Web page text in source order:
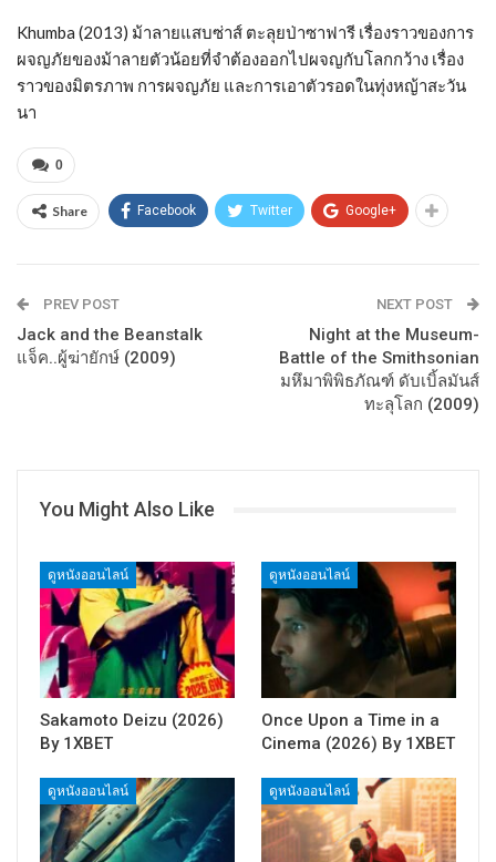
Khumba (2013) ม้าลายแสบซ่าส์ ตะลุยป่าซาฟารี เรื่องราวของการ
ผจญภัยของม้าลายตัวน้อยที่จำต้องออกไปผจญกับโลกกว้าง เรื่อง
ราวของมิตรภาพ การผจญภัย และการเอาตัวรอดในทุ่งหญ้าสะวัน
นา
0
Share Facebook Twitter Google+
PREV POST
Jack and the Beanstalk
แจ็ค..ผู้ฆ่ายักษ์ (2009)
NEXT POST
Night at the Museum-
Battle of the Smithsonian
มหึมาพิพิธภัณฑ์ ดับเบิ้ลมันส์
ทะลุโลก (2009)
You Might Also Like
ดูหนังออนไลน์
Sakamoto Deizu (2026)
By 1XBET
ดูหนังออนไลน์
Once Upon a Time in a
Cinema (2026) By 1XBET
ดูหนังออนไลน์ ดูหนังออนไลน์